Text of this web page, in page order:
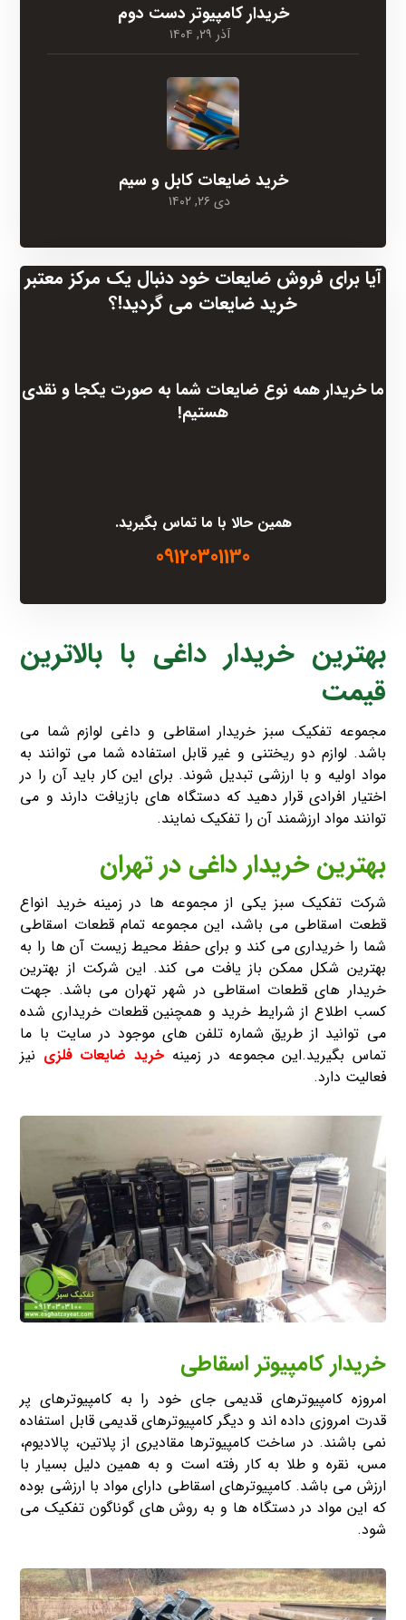
خریدار کامپیوتر دست دوم
آذر ۲۹, ۱۴۰۴
خرید ضایعات کابل و سیم
دی ۲۶, ۱۴۰۲
آیا برای فروش ضایعات خود دنبال یک مرکز معتبر
خرید ضایعات می گردید!؟
ما خریدار همه نوع ضایعات شما به صورت یکجا و نقدی
هستیم!
همین حالا با ما تماس بگیرید.
09120301130
بهترین خریدار داغی با بالاترین
قیمت
مجموعه تفکیک سبز خریدار اسقاطی و داغی لوازم شما می
باشد. لوازم دو ریختنی و غیر قابل استفاده شما می توانند به
مواد اولیه و با ارزشی تبدیل شوند. برای این کار باید آن را در
اختیار افرادی قرار دهید که دستگاه های بازیافت دارند و می
توانند مواد ارزشمند آن را تفکیک نمایند.
بهترین خریدار داغی در تهران
شرکت تفکیک سبز یکی از مجموعه ها در زمینه خرید انواع
قطعت اسقاطی می باشد، این مجموعه تمام قطعات اسقاطی
شما را خریداری می کند و برای حفظ محیط زیست آن ها را به
بهترین شکل ممکن باز یافت می کند. این شرکت از بهترین
خریدار های قطعات اسقاطی در شهر تهران می باشد. جهت
کسب اطلاع از شرایط خرید و همچنین قطعات خریداری شده
می توانید از طریق شماره تلفن های موجود در سایت با ما
تماس بگیرید.این مجموعه در زمینهخرید ضایعات فلزی نیز
فعالیت دارد.
خریدار کامپیوتر اسقاطی
امروزه کامپیوترهای قدیمی جای خود را به کامپیوترهای پر
قدرت امروزی داده اند و دیگر کامپیوترهای قدیمی قابل استفاده
نمی باشند. در ساخت کامپیوترها مقادیری از پلاتین، پالادیوم،
مس، نقره و طلا به کار رفته است و به همین دلیل بسیار با
ارزش می باشد. کامپیوترهای اسقاطی دارای مواد با ارزشی بوده
که این مواد در دستگاه ها و به روش های گوناگون تفکیک می
شود.